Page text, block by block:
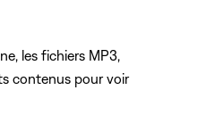
les fichiers MP3,
contenus pour voir